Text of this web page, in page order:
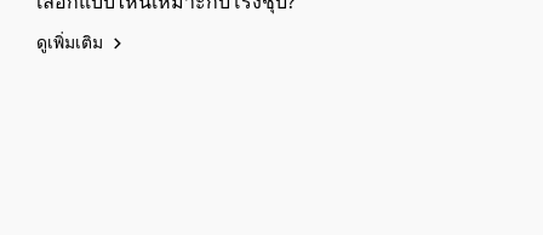
ดูเพิ่มเติม